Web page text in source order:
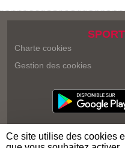
Charte cookies
Gestion des cookies
Ce site utilise des cookies